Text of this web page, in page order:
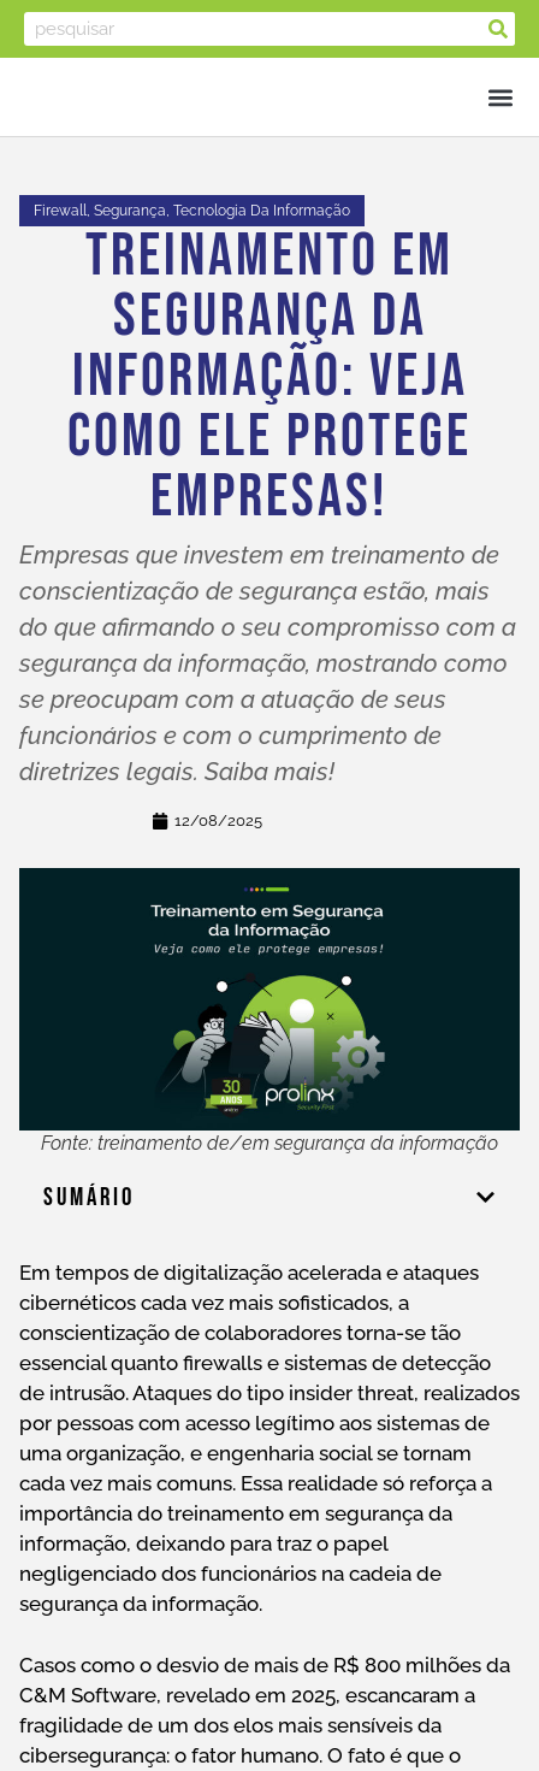
Firewall, Segurança, Tecnologia Da Informação
Treinamento Em
Segurança Da
Informação: Veja
Como Ele Protege
Empresas!
Empresas que investem em treinamento de
conscientização de segurança estão, mais
do que afirmando o seu compromisso com a
segurança da informação, mostrando como
se preocupam com a atuação de seus
funcionários e com o cumprimento de
diretrizes legais. Saiba mais!
12/08/2025
Fonte: treinamento de/em segurança da informação
Sumário
Em tempos de digitalização acelerada e ataques
cibernéticos cada vez mais sofisticados, a
conscientização de colaboradores torna-se tão
essencial quanto firewalls e sistemas de detecção
de intrusão. Ataques do tipo insider threat, realizados
por pessoas com acesso legítimo aos sistemas de
uma organização, e engenharia social se tornam
cada vez mais comuns. Essa realidade só reforça a
importância do treinamento em segurança da
informação, deixando para traz o papel
negligenciado dos funcionários na cadeia de
segurança da informação.
Casos como o desvio de mais de R$ 800 milhões da
C&M Software, revelado em 2025, escancaram a
fragilidade de um dos elos mais sensíveis da
cibersegurança: o fator humano. O fato é que o